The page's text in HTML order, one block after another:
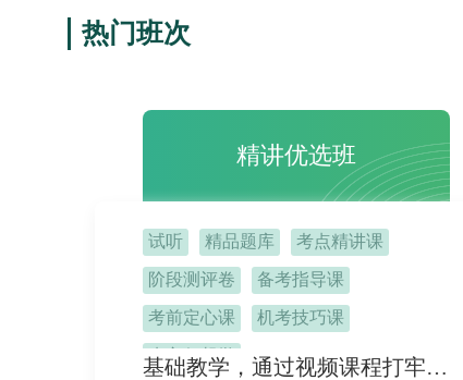
热门班次
精讲优选班
试听 精品题库 考点精讲课
阶段测评卷 备考指导课
考前定心课 机考技巧课
班主任督学 基础教学，通过视频课程打牢基础，配合题库巩固知识点。特色分科强化，如虎添翼。